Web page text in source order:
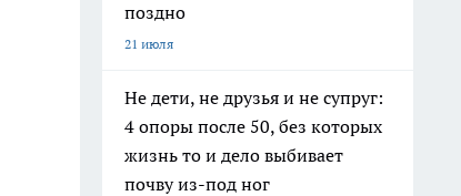
поздно
21 июля
Не дети, не друзья и не супруг:
4 опоры после 50, без которых
жизнь то и дело выбивает
почву из-под ног